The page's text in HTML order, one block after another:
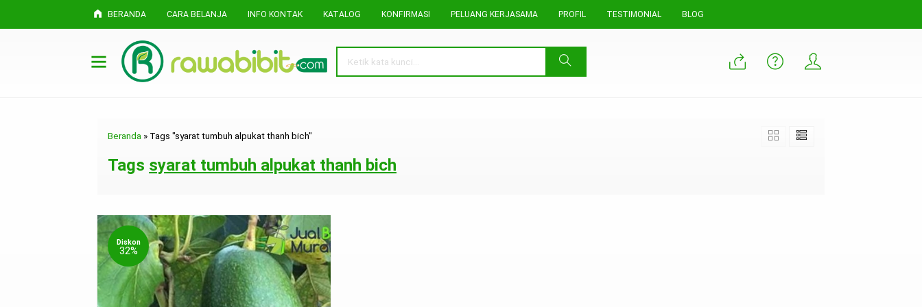
BERANDA CARA BELANJA INFO KONTAK KATALOG KONFIRMASI PELUANG KERJASAMA PROFIL TESTIMONIAL BLOG
Beranda » Tags "syarat tumbuh alpukat thanh bich"
Tags syarat tumbuh alpukat thanh bich
Diskon
32%